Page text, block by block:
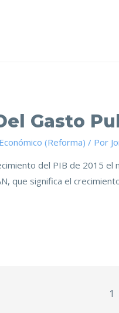
Gasto
(Reforma) / Por
del PIB de 2015
que significa el
1